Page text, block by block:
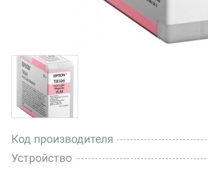
Код производителя
Устройство